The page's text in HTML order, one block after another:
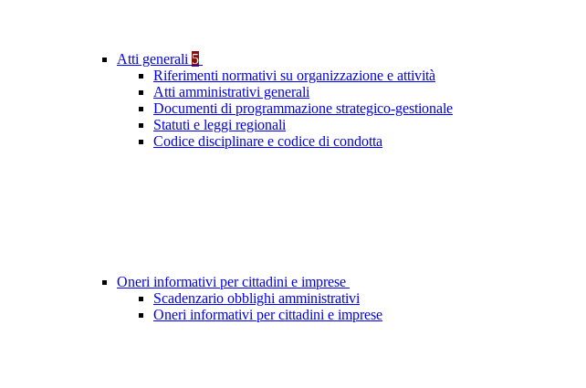
Atti generali 5
Riferimenti normativi su organizzazione e attività
Atti amministrativi generali
Documenti di programmazione strategico-gestionale
Statuti e leggi regionali
Codice disciplinare e codice di condotta
Oneri informativi per cittadini e imprese
Scadenzario obblighi amministrativi
Oneri informativi per cittadini e imprese